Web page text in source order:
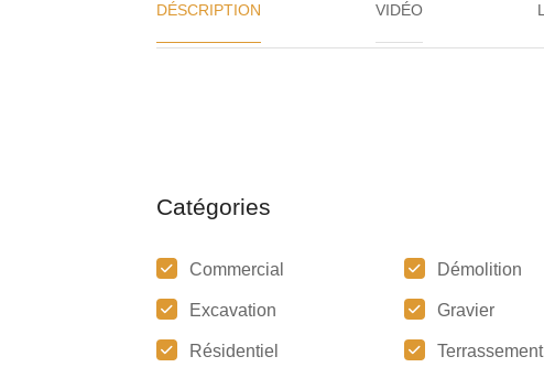
DÉSCRIPTION VIDÉO
Catégories
Commercial Démolition
Excavation Gravier
Résidentiel Terrassement